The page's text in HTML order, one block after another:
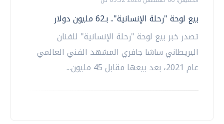
بيع لوحة "رحلة الإنسانية".. بـ62 مليون دولار
تصدر خبر بيع لوحة "رحلة الإنسانية" للفنان
البريطاني ساشا جافري المشهد الفني العالمي
عام 2021، بعد بيعها مقابل 45 مليون...